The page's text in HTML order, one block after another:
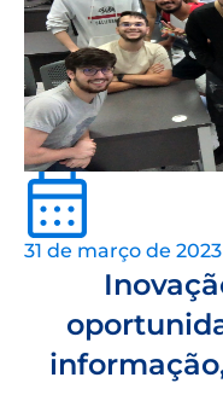
31 de março de 2023